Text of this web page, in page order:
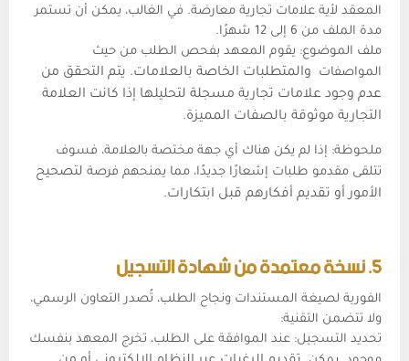
المعقد لأية علامات تجارية معارضة. في الغالب، يمكن أن تستمر
مدة الملف من 6 إلى 12 شهرًا.
ملف الموضوع: يقوم المعهد بفحص الطلب من حيث
المواصفات
والمتطلبات الخاصة بالعلامات. يتم التحقق من
عدم وجود علامات تجارية مسجلة لتحليلها إذا كانت العلامة
التجارية موثوقة بالصفات المميزة.
ملحوظة: إذا لم يكن هناك أي جهة مختصة بالعلامة، فسوف
تتلقى مقدمو طلبات إشعارًا جديدًا، مما يمنحهم فرصة لتصحيح
الأمور أو تقديم أفكارهم قبل ابتكارات.
5. نسخة معتمدة من شهادة التسجيل
الفورية لصيغة المستندات ونجاح الطلب، تُصدر التعاون الرسمي،
ولا تتضمن التقنية:
تحديد التسجيل: عند الموافقة على الطلب، تخرج المعهد بنفسك